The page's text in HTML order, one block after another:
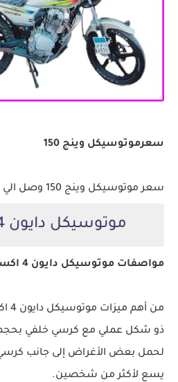
سعرموتوسيكل وينج 150
سعر موتوسيكل وينج 150 وصل الي 15,500 جنيه مصري.
موتوسيكل دايون 4 اكسبريس
مواصفات موتوسيكل دايون 4 اكسبريس
ذو شكل عملي مع كرسي خلفي بحجم
لحمل بعض الأغراض إلى جانب
يسع لأكثر من شخصين.